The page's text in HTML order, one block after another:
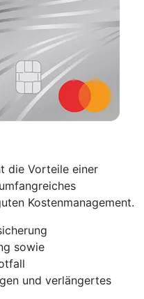
die Vorteile einer
Kostenmanagement.
sowie
und verlängertes